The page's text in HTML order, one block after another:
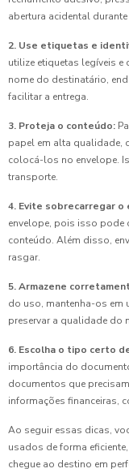
abertura acidental
2. Use etiquetas e
utilize etiquetas legíveis
nome do destinatário,
facilitar a entrega.
3. Proteja o conteúdo:
papel em alta qualidade,
colocá-los no envelope.
transporte.
4. Evite sobrecarregar o
envelope, pois isso pode
conteúdo. Além disso,
rasgar.
5. Armazene
do uso, mantenha-os em
preservar a qualidade do
6. Escolha o tipo certo
importância do
documentos que
informações financeiras,
Ao seguir essas dicas,
usados de forma
chegue ao destino em